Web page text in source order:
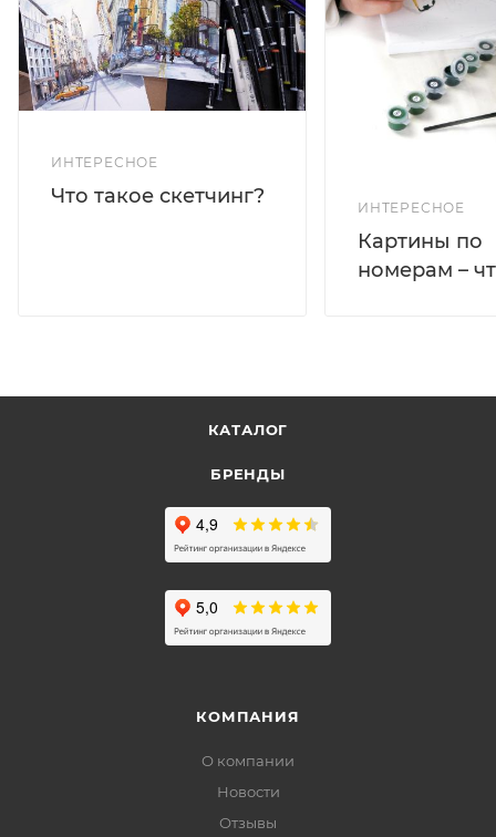
ИНТЕРЕСНОЕ
Что такое скетчинг?
ИНТЕРЕСНОЕ
Картины по
номерам –
КАТАЛОГ
БРЕНДЫ
КОМПАНИЯ
О компании
Новости
Отзывы